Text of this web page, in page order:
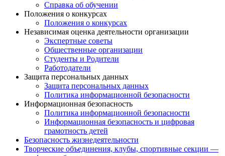
Справка об обучении
Положения о конкурсах
Положения о конкурсах
Независимая оценка деятельности организации
Экспертные советы
Общественные организации
Студенты и Родители
Работодатели
Защита персональных данных
Защита персональных данных
Политика информационной безопасности
Информационная безопасность
Политика информационной безопасности
Информационная безопасность и цифровая
грамотность детей
Безопасность жизнедеятельности
Творческие объединения, клубы, спортивные секции —